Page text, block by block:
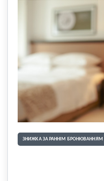
ЗНИЖКА ЗА РАННІМ БРОНЮВАННЯМ